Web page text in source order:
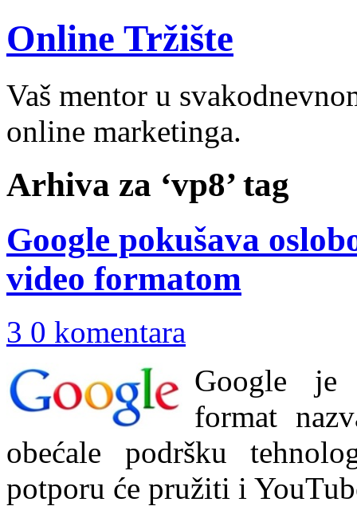
Online Tržište
Vaš mentor u
online marketinga.
Arhiva za ‘vp8’ tag
Google pokušava
video formatom
3 0 komentara
Google je
format
obećale podršku
potporu će pružiti i